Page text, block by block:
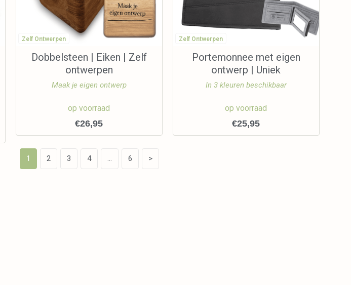
Zelf Ontwerpen
Dobbelsteen | Eiken | Zelf
ontwerpen
Maak je eigen ontwerp
op voorraad
€26,95
Zelf Ontwerpen
Portemonnee met eigen
ontwerp | Uniek
In 3 kleuren beschikbaar
op voorraad
€25,95
1 2 3 4 … 6 >